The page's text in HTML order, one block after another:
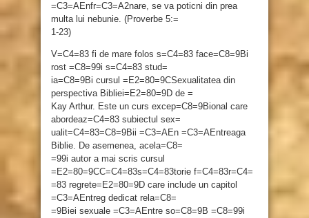
=C3=AEnfr=C3=A2nare, se va poticni din prea
multa lui nebunie. (Proverbe 5:=
1-23)
V=C4=83 fi de mare folos s=C4=83 face=C8=9Bi
rost =C8=99i s=C4=83 stud=
ia=C8=9Bi cursul =E2=80=9CSexualitatea din
perspectiva Bibliei=E2=80=9D de =
Kay Arthur. Este un curs excep=C8=9Bional care
abordeaz=C4=83 subiectul sex=
ualit=C4=83=C8=9Bii =C3=AEn =C3=AEntreaga
Biblie. De asemenea, acela=C8=
=99i autor a mai scris cursul
=E2=80=9CC=C4=83s=C4=83torie f=C4=83r=C4=
=83 regrete=E2=80=9D care include un capitol
=C3=AEntreg dedicat rela=C8=
=9Biei sexuale =C3=AEntre so=C8=9B =C8=99i